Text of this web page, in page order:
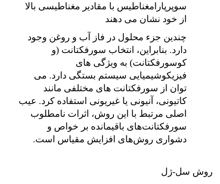
سوپرپارامغناطیس با مقادیر مغناطیسی بالا
از خود نشان می دهند
چندین جزء محلول در فاز آب و روغن وجود
دارد. بنابراین، انتخاب سورفکتانت (و
کوسورفکتانت) به ویژگی های
فیزیکوشیمیایی سیستم بستگی دارد. می
توان از سورفکتانت های مختلفی مانند
کاتیونی، آنیونی یا غیریونی استفاده کرد. عیب
اصلی مرتبط با این روش، اثرات نامطلوب
سورفکتانت‌های باقیمانده بر خواص و
دشواری روش‌های افزایش مقیاس است.
روش سل-ژل